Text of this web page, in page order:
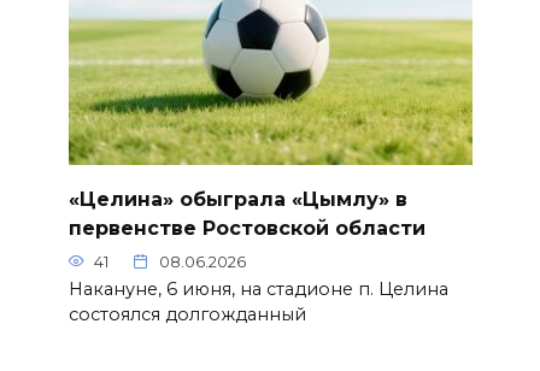
«Целина» обыграла «Цымлу» в
первенстве Ростовской области
41 08.06.2026
Накануне, 6 июня, на стадионе п. Целина
состоялся долгожданный